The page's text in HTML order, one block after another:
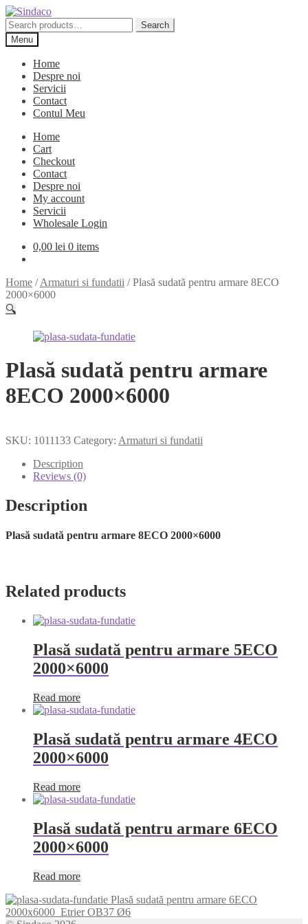
Skip
to
navigation
Skip
to
content
Search
for:
Search
Menu
Home
Despre noi
Servicii
Contact
Contul Meu
Home
Cart
Checkout
Contact
Despre noi
My account
Servicii
Wholesale Login
0,00 lei 0 items
Home /Armaturi si fundatii /Plasă sudată pentru armare 8ECO
2000×6000
🔍
Plasă sudată pentru armare
8ECO 2000×6000
SKU: 1011133 Category: Armaturi si fundatii
Description
Reviews (0)
Description
Plasă sudată pentru armare 8ECO 2000×6000
Related products
Plasă sudată pentru armare 5ECO
2000×6000
Read more
Plasă sudată pentru armare 4ECO
2000×6000
Read more
Plasă sudată pentru armare 6ECO
2000×6000
Read more
Plasă sudată pentru armare 6ECO
2000x6000 Etrier OB37 Ø6